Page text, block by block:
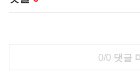
0/0 댓글